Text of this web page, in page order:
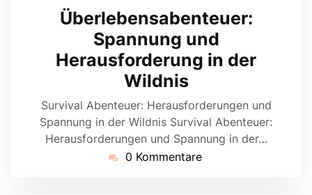
August
2025
Überlebensabenteuer:
Spannung und
Herausforderung in der
Wildnis
Survival Abenteuer: Herausforderungen und
Spannung in der Wildnis Survival Abenteuer:
Herausforderungen und Spannung in der…
0 Kommentare